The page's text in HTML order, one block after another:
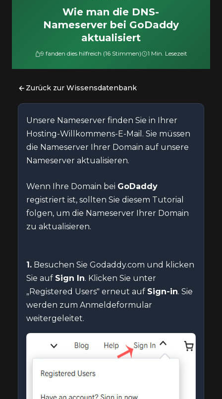
Wie man die DNS-
Nameserver bei GoDaddy
aktualisiert
9 fanden dies hilfreich (16 Stimmen) 1 Min. Lesezeit
Zurück zur Wissensdatenbank
Unsere Nameserver finden Sie in Ihrer
Hosting-Willkommens-E-Mail. Sie müssen
die Nameserver Ihrer Domain auf unsere
Nameserver aktualisieren.
Wenn Ihre Domain bei GoDaddy
registriert ist, sollten Sie diesem Tutorial
folgen, um die Nameserver Ihrer Domain
zu aktualisieren.
1. Besuchen Sie Godaddy.com und klicken
Sie auf Sign In. Klicken Sie unter
„Registered Users" erneut auf Sign-in. Sie
werden zum Anmeldeformular
weitergeleitet.